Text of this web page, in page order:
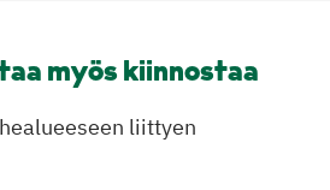
myös kiinnostaa
liittyen